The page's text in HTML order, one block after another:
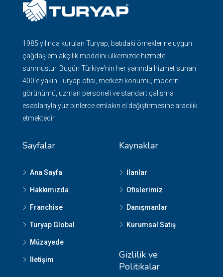
1985 yılında kurulan Turyap, batıdaki örneklerine uygun
çağdaş emlakçılık modelini ülkemizde hizmete
sunmuştur. Bugün Türkiye'nin her yanında hizmet sunan
400'e yakın Turyap ofisi, merkezi konumu, modern
görünümü, uzman personeli ve standart çalışma
esaslarıyla yüz binlerce emlakın el değiştirmesine aracılık
etmektedir.
Sayfalar
Ana Sayfa
Hakkımızda
Franchise
Turyap Global
Müzayede
İletişim
Kaynaklar
İlanlar
Ofislerimiz
Danışmanlar
Kurumsal Satış
Gizlilik ve
Politikalar